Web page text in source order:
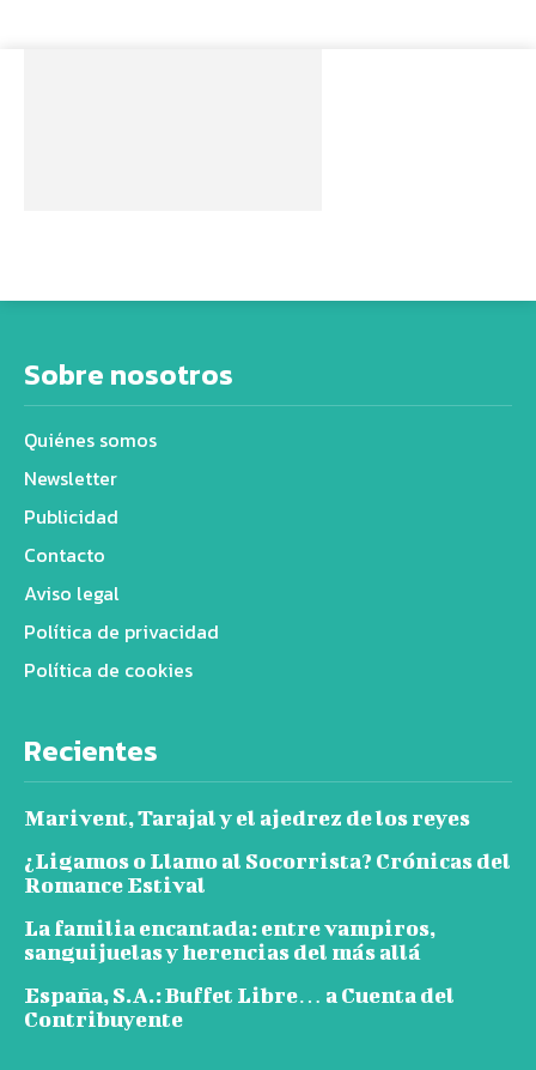
Sobre nosotros
Quiénes somos
Newsletter
Publicidad
Contacto
Aviso legal
Política de privacidad
Política de cookies
Recientes
Marivent, Tarajal y el ajedrez de los reyes
¿Ligamos o Llamo al Socorrista? Crónicas del
Romance Estival
La familia encantada: entre vampiros,
sanguijuelas y herencias del más allá
España, S.A.: Buffet Libre… a Cuenta del
Contribuyente